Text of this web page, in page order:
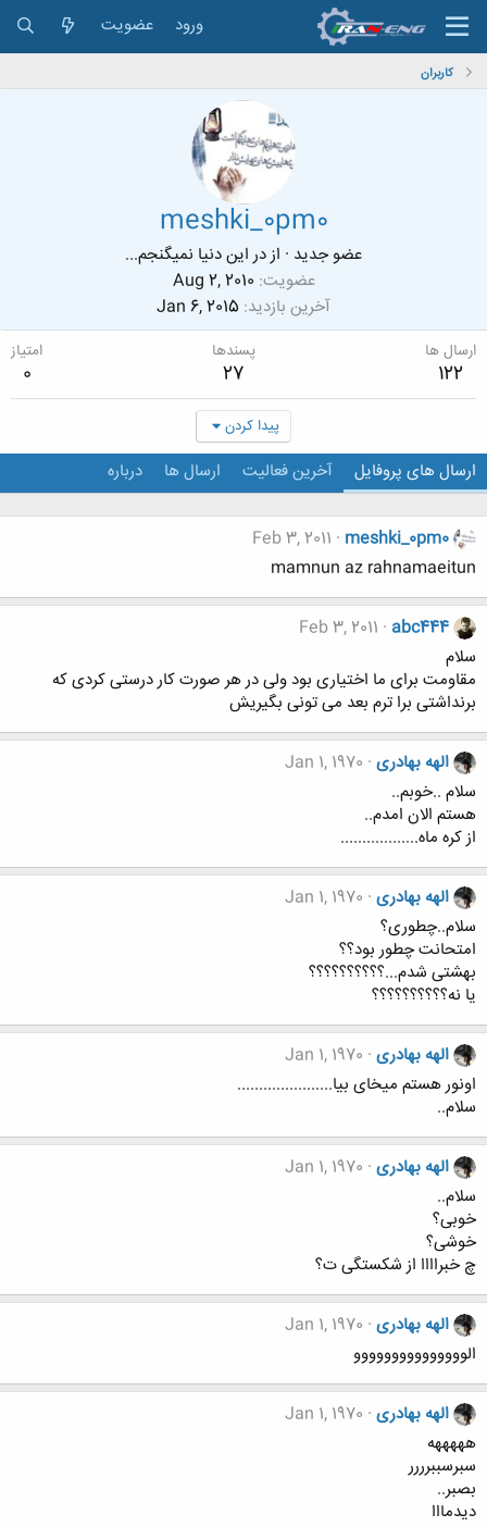
ورود عضویت
کاربران
meshki_0pm0
عضو جدید · ازدر این دنیا نمیگنجم...
عضویت Aug 2, 2010
آخرین بازدید Jan 6, 2015
ارسال ها
122
پسندها
27
امتیاز
0
پیدا کردن
ارسال های پروفایل آخرین فعالیت ارسال ها درباره
meshki_0pm0
Feb 3, 2011
mamnun az rahnamaeitun
abc444
Feb 3, 2011
سلام
مقاومت برای ما اختیاری بود ولی در هر صورت کار درستی کردی که
برنداشتی برا ترم بعد می تونی بگیریش
الهه بهادری Jan 1, 1970
سلام ..خوبم..
هستم الان امدم..
از کره ماه..................
الهه بهادری Jan 1, 1970
سلام..چطوری؟
امتحانت چطور بود؟؟
بهشتی شدم...؟؟؟؟؟؟؟؟؟؟
یا نه؟؟؟؟؟؟؟؟؟؟
الهه بهادری Jan 1, 1970
اونور هستم میخای بیا......................
سلام..
الهه بهادری Jan 1, 1970
سلام..
خوبی؟
خوشی؟
چ خبراااا از شکستگی ت؟
الهه بهادری Jan 1, 1970
الووووووووووووووو
الهه بهادری Jan 1, 1970
هههههه
سبرسببرررر
بصبر..
دیدمااا